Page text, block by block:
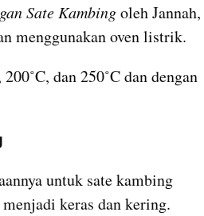
Sate Kambing oleh Jannah,
menggunakan oven listrik.
dan 250˚C dan dengan
untuk sate kambing
keras dan kering.